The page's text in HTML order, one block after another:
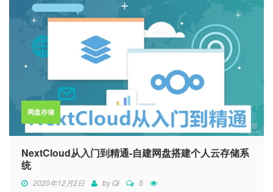
网盘存储
NextCloud从入门到精通-自建网盘搭建个人云存储系
统
2020年12月2日 byQi 5